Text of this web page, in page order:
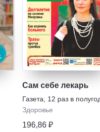
Сам себе лекарь
Газета
12 раз в
Здоровье
196,86 ₽